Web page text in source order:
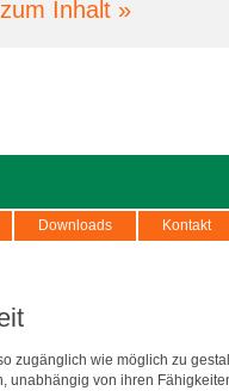
zum Inhalt »
Downloads Kontakt
zugänglich wie möglich zu
unabhängig von ihren